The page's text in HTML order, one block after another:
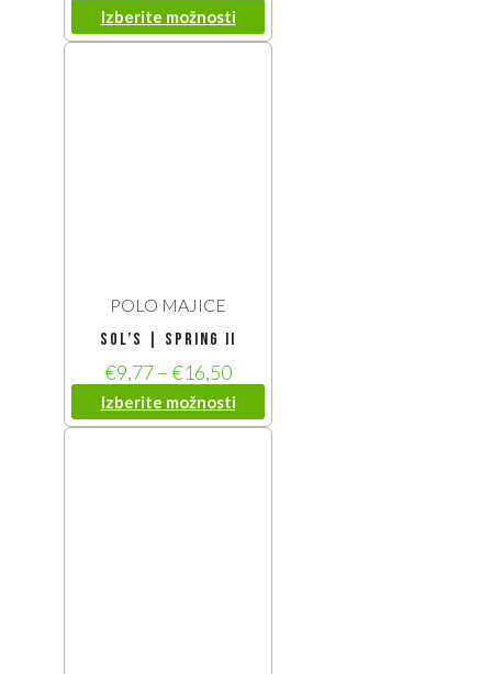
Izberite možnosti
POLO MAJICE
SOL’S | Spring II
€9,77–€16,50
Izberite možnosti